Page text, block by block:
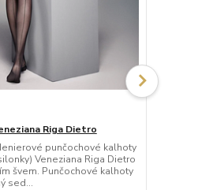
Riga Dietro
punčochové kalhoty
Veneziana Riga Dietro
švem. Punčochové kalhoty
sed...